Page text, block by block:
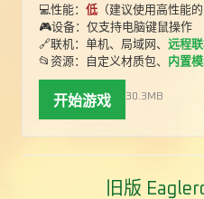
💻性能： 低 （建议使用高性能的
🎮设备：仅支持电脑键鼠操作
🔗联机：单机、局域网、 远程
📂资源：自定义材质包、
内置
开始游戏 30.3MB
旧版